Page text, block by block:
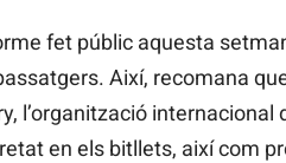
fet públic aquesta
Així, recomana
l’organització
en els bitllets, així com